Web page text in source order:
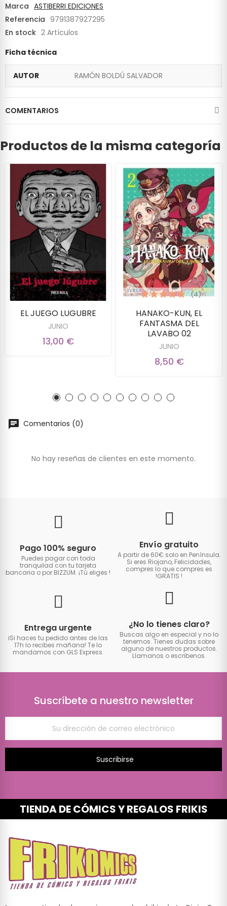
Marca ASTIBERRI EDICIONES
Referencia 9791387927295
En stock 2 Artículos
Ficha técnica
AUTOR RAMÓN BOLDÚ SALVADOR
COMENTARIOS
Productos de la misma categoría
EL JUEGO LUGUBRE
JUNIO
13,00 €
HANAKO-KUN, EL
FANTASMA DEL
LAVABO 02
JUNIO
(4)
8,50 €
Comentarios (0)
No hay reseñas de clientes en este momento.
Pago 100% seguro
Puedes pagar con toda
tranquilad con tu tarjeta
bancaria o por BIZZUM. ¡Tú eliges !
Envío gratuito
A partir de 60€ solo en Península.
Si eres Riojano, Felicidades,
compres lo que compres es
!GRATIS !
Entrega urgente
iSi haces tu pedido antes de las
17h lo recibes mañana! Te lo
mandamos con GLS Express.
¿No lo tienes claro?
Buscas algo en especial y no lo
tenemos. Tienes dudas sobre
alguno de nuestros productos.
Llamanos o escribenos.
Suscríbete a nuestro newsletter
Suscribirse
TIENDA DE CÓMICS Y REGALOS FRIKIS